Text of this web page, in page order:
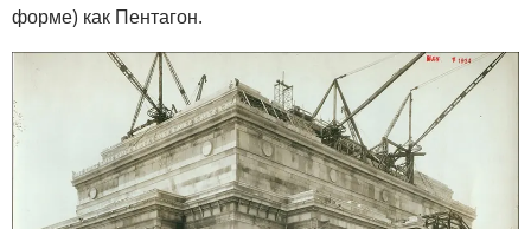
форме) как Пентагон.